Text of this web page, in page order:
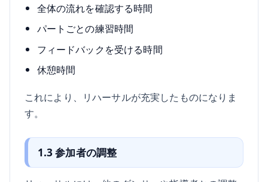
全体の流れを確認する時間
パートごとの練習時間
フィードバックを受ける時間
休憩時間
これにより、リハーサルが充実したものになりま
す。
1.3 参加者の調整